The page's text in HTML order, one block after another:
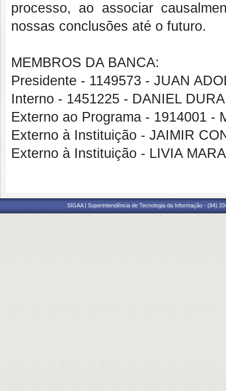
processo, ao associar
nossas conclusões até o futuro.
MEMBROS DA BANCA:
Presidente - 1149573 - JUAN
Interno - 1451225 - DANIEL
Externo ao Programa - 1914001 -
Externo à Instituição - JAIMIR
Externo à Instituição - LIVIA
SIGAA | Superintendência de Tecnologia da Informação - (84)